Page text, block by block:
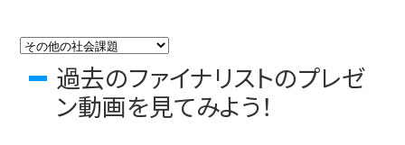
過去のファイナリストのプレゼ
ン動画を見てみよう！